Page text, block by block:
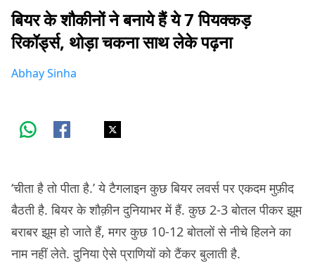
बियर के शौकीनों ने बनाये हैं ये 7 पियक्कड़
रिकॉर्ड्स, थोड़ा चकना साथ लेके पढ़ना
Abhay Sinha
‘चीता है तो पीता है.’ ये टैगलाइन कुछ बियर लवर्स पर एकदम मुफ़ीद
बैठती है. बियर के शौक़ीन दुनियाभर में हैं. कुछ 2-3 बोतल पीकर झूम
बराबर झूम हो जाते हैं, मगर कुछ 10-12 बोतलों से नीचे हिलने का
नाम नहीं लेते. दुनिया ऐसे प्राणियों को टैंकर बुलाती है.